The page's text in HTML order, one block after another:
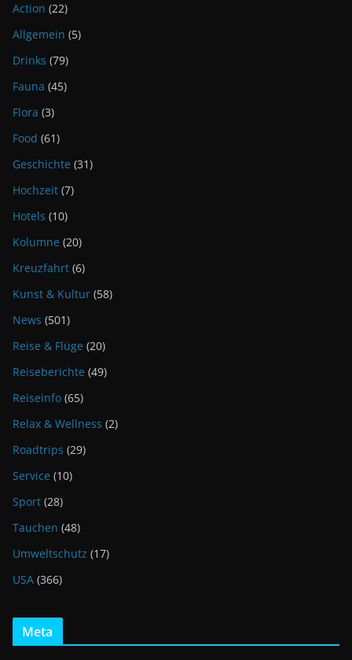
Action (22)
Allgemein (5)
Drinks (79)
Fauna (45)
Flora (3)
Food (61)
Geschichte (31)
Hochzeit (7)
Hotels (10)
Kolumne (20)
Kreuzfahrt (6)
Kunst & Kultur (58)
News (501)
Reise & Flüge (20)
Reiseberichte (49)
Reiseinfo (65)
Relax & Wellness (2)
Roadtrips (29)
Service (10)
Sport (28)
Tauchen (48)
Umweltschutz (17)
USA (366)
Meta